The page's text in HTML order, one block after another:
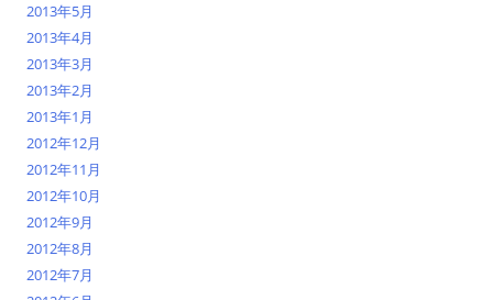
2013年5月
2013年4月
2013年3月
2013年2月
2013年1月
2012年12月
2012年11月
2012年10月
2012年9月
2012年8月
2012年7月